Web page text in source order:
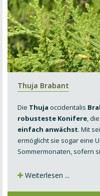
Thuja Brabant
Die Thuja occidentalis
robusteste Konifere,
einfach anwächst. Mit
ermöglicht sie sogar eine
Sommermonaten, sofern
Weiterlesen ...